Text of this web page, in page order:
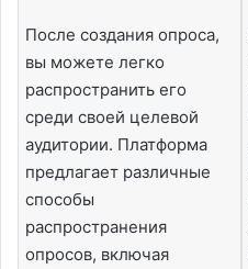
После создания опроса,
вы можете легко
распространить его
среди своей целевой
аудитории. Платформа
предлагает различные
способы
распространения
опросов, включая